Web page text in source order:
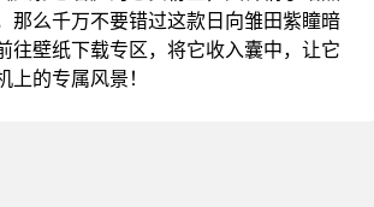
那么千万不要错过这款日向雏田紫瞳暗
往壁纸下载专区，将它收入囊中，让它
上的专属风景！